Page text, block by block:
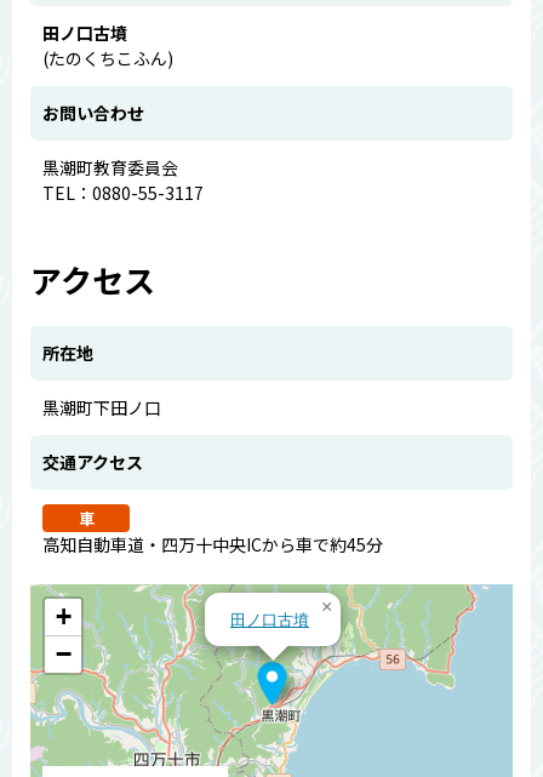
田ノ口古墳
(たのくちこふん)
お問い合わせ
黒潮町教育委員会
TEL：0880-55-3117
アクセス
所在地
黒潮町下田ノ口
交通アクセス
車
高知自動車道・四万十中央ICから車で約45分
田ノ口古墳
×
+
−